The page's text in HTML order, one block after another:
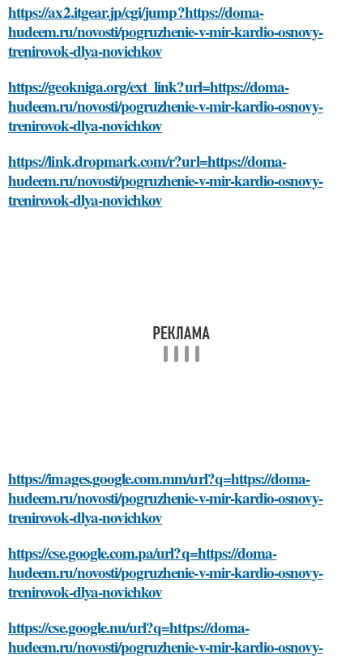
https://ax2.itgear.jp/cgi/jump?https://doma-
hudeem.ru/novosti/pogruzhenie-v-mir-kardio-osnovy-
trenirovok-dlya-novichkov
https://geokniga.org/ext_link?url=https://doma-
hudeem.ru/novosti/pogruzhenie-v-mir-kardio-osnovy-
trenirovok-dlya-novichkov
https://link.dropmark.com/r?url=https://doma-
hudeem.ru/novosti/pogruzhenie-v-mir-kardio-osnovy-
trenirovok-dlya-novichkov
https://images.google.com.mm/url?q=https://doma-
hudeem.ru/novosti/pogruzhenie-v-mir-kardio-osnovy-
trenirovok-dlya-novichkov
https://cse.google.com.pa/url?q=https://doma-
hudeem.ru/novosti/pogruzhenie-v-mir-kardio-osnovy-
trenirovok-dlya-novichkov
https://cse.google.nu/url?q=https://doma-
hudeem.ru/novosti/pogruzhenie-v-mir-kardio-osnovy-